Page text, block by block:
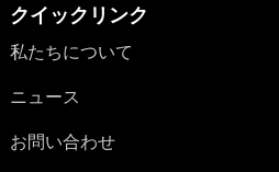
クイックリンク
私たちについて
ニュース
お問い合わせ